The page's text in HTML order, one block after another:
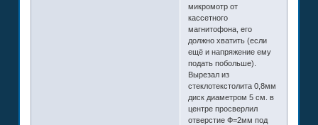
микромотр от
кассетного
магнитофона, его
должно хватить (если
ещё и напряжение ему
подать побольше).
Вырезал из
стеклотекстолита 0,8мм
диск диаметром 5 см. в
центре просверлил
отверстие Ф=2мм под